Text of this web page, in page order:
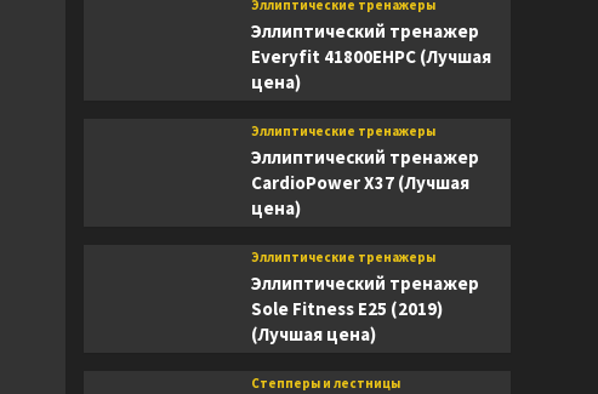
Эллиптические тренажеры
Эллиптический тренажер
Everyfit 41800EHPC (Лучшая
цена)
Эллиптические тренажеры
Эллиптический тренажер
CardioPower X37 (Лучшая
цена)
Эллиптические тренажеры
Эллиптический тренажер
Sole Fitness E25 (2019)
(Лучшая цена)
Степперы и лестницы